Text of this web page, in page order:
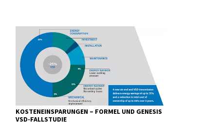
KOSTENEINSPARUNGEN – FORMEL UND GENESIS
VSD-FALLSTUDIE